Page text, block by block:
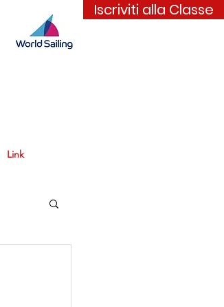
Iscriviti alla Classe
Link